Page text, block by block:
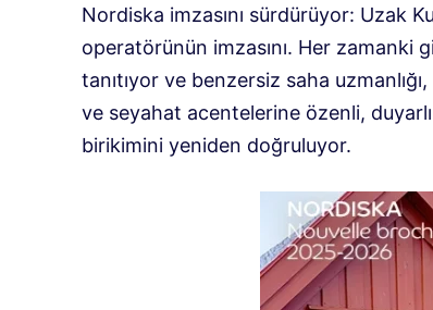
Nordiska imzasını sürdürüyor: Uzak
operatörünün imzasını. Her zamanki
tanıtıyor ve benzersiz saha
ve seyahat acentelerine özenli,
birikimini yeniden doğruluyor.